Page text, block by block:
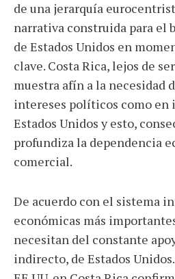
de una jerarquía
narrativa construida para el
de Estados Unidos en
clave. Costa Rica, lejos de
muestra afín a la necesidad
intereses políticos como en
Estados Unidos y esto,
profundiza la dependencia
comercial.
De acuerdo con el sistema
económicas más
necesitan del constante
indirecto, de Estados